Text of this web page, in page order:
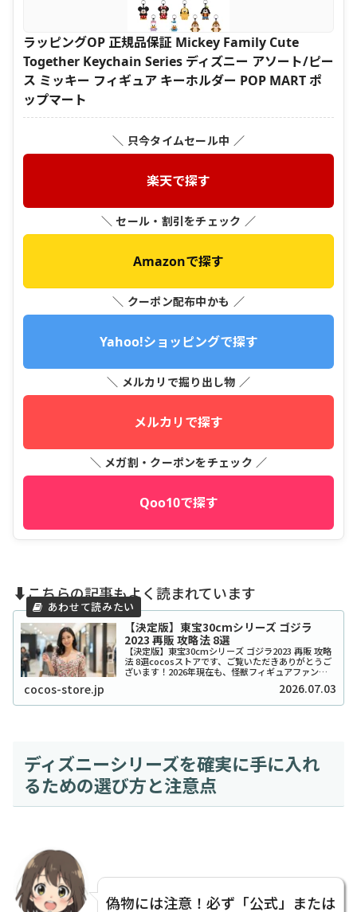
ラッピングOP 正規品保証 Mickey Family Cute
Together Keychain Series ディズニー アソート/ピー
ス ミッキー フィギュア キーホルダー POP MART ポ
ップマート
＼ 只今タイムセール中 ／
楽天で探す
＼ セール・割引をチェック ／
Amazonで探す
＼ クーポン配布中かも ／
Yahoo!ショッピングで探す
＼ メルカリで掘り出し物 ／
メルカリで探す
＼ メガ割・クーポンをチェック ／
Qoo10で探す
⬇️こちらの記事もよく読まれています
【決定版】東宝30cmシリーズ ゴジラ
2023 再販 攻略法 8選
【決定版】東宝30cmシリーズ ゴジラ2023 再販 攻略
法 8選cocosストアです、ご覧いただきありがとうご
ざいます！2026年現在も、怪獣フィギュアファンの
cocos-store.jp 2026.07.03
ディズニーシリーズを確実に手に入れ
るための選び方と注意点
偽物には注意！必ず「公式」または